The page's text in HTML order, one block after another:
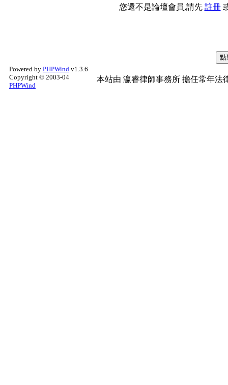
您還不是論壇會員,請先 註冊
Powered by PHPWind v1.3.6
Copyright © 2003-04
PHPWind
本站由 瀛睿律師事務所 擔任常年法